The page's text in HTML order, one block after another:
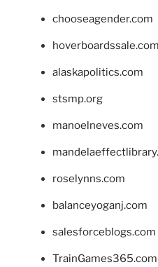
chooseagender.com
hoverboardssale.com
alaskapolitics.com
stsmp.org
manoelneves.com
roselynns.com
balanceyoganj.com
salesforceblogs.com
TrainGames365.com